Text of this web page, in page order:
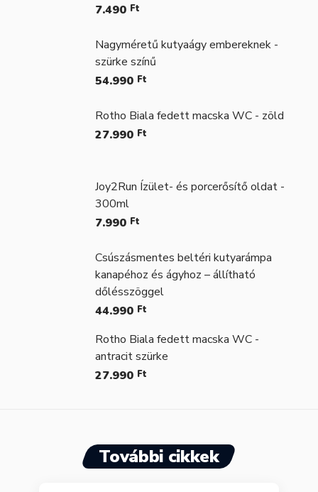
7.490 Ft
Nagyméretű kutyaágy embereknek -
szürke színű
54.990 Ft
Rotho Biala fedett macska WC - zöld
27.990 Ft
Joy2Run Ízület- és porcerősítő oldat -
300ml
7.990 Ft
Csúszásmentes beltéri kutyarámpa
kanapéhoz és ágyhoz – állítható
dőlésszöggel
44.990 Ft
Rotho Biala fedett macska WC -
antracit szürke
27.990 Ft
További cikkek